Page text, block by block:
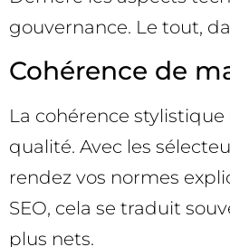
gouvernance. Le tout,
Cohérence de
La cohérence
qualité. Avec les
rendez vos normes
SEO, cela se traduit
plus nets.